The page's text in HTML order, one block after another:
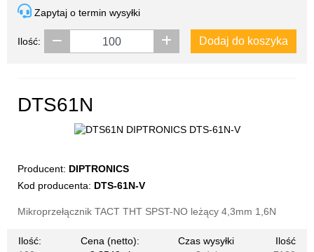
Zapytaj o termin wysyłki
Ilość: Dodaj do koszyka
DTS61N
Producent: DIPTRONICS
Kod producenta: DTS-61N-V
Mikroprzełącznik TACT THT SPST-NO leżący 4,3mm 1,6N
Ilość:
Cena (netto):
Czas wysyłki
Ilość